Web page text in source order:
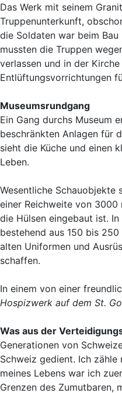
Das Werk mit seinem
Truppenunterkunft,
die Soldaten war beim
mussten die Truppen
verlassen und in der
Entlüftungsvorrichtungen
Museumsrundgang
Ein Gang durchs Museum
beschränkten Anlagen für
sieht die Küche und einen
Leben.
Wesentliche Schauobjekte
einer Reichweite von
die Hülsen eingebaut ist.
bestehend aus 150 bis
alten Uniformen und
schaffen.
In einem von einer
Hospizwerk auf dem St.
Was aus der
Generationen von
Schweiz gedient. Ich
meines Lebens war ich
Grenzen des Zumutbaren,